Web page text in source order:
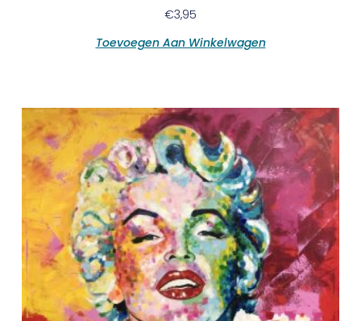
€3,95
Toevoegen Aan Winkelwagen